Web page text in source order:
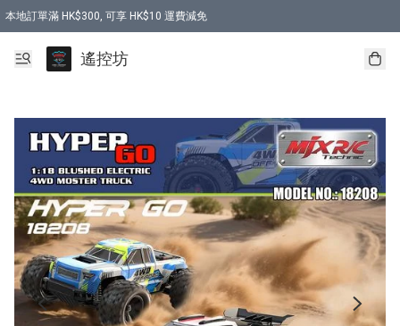
本地訂單滿 HK$300, 可享 HK$10 運費減免
購買 7.6V 6500mah 70C 電池 送 7.6V USB充電器
遙控坊